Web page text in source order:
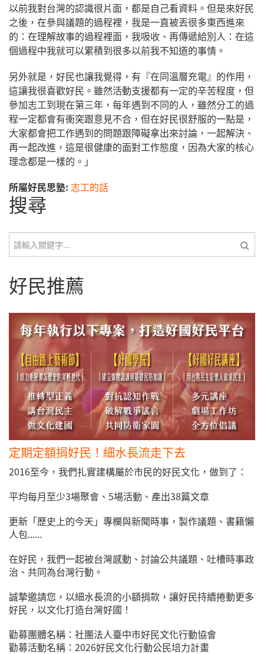
以前我對台灣的認識很片面，都是自己看資料。但是來好民
之後，在參與議題的過程裡，我是一直被丟很多東西進來
的：在理解故事的過程裡面，我吸收、再傳遞給別人：在這
個過程中我就可以累積到很多以前我不知道的事情。​
另外就是，好民也讓我覺得，有『在同溫層充電』的作用，
這讓我很喜歡好民。雖然活動支援都有一定的辛苦程度，但
參加志工到現在第三年，每年遇到不同的人，雖然分工的過
程一定都會有衝突跟意見不合，但在好民很舒服的一點是，
大家都會把工作遇到的問題跟障礙拿出來討論，一起解決、
再一起改進，這是很健康的面對工作態度，因為大家的核心
理念都是一樣的。」
所屬好民思塾: 志工的話
搜尋
搜尋
好民推薦
定期定額捐好民！細水長流走下去
2016至今，我們扎實建構屬於市民的好民文化，做到了：
平均每月至少3場聚會、5場活動、產出38篇文章
更新「歷史上的今天」專欄與新聞時事，製作議題、書籍懶
人包......
在好民，我們一起被台灣感動、討論公共議題、吐槽時事政
治、共同為台灣行動。
誠摯邀請您，以細水長流的小額捐款，讓好民持續捲動更多
好民，以文化打造台灣好國！
勸募團體名稱：社團法人臺中市好民文化行動協會
勸募活動名稱：2026好民文化行動公民培力計畫